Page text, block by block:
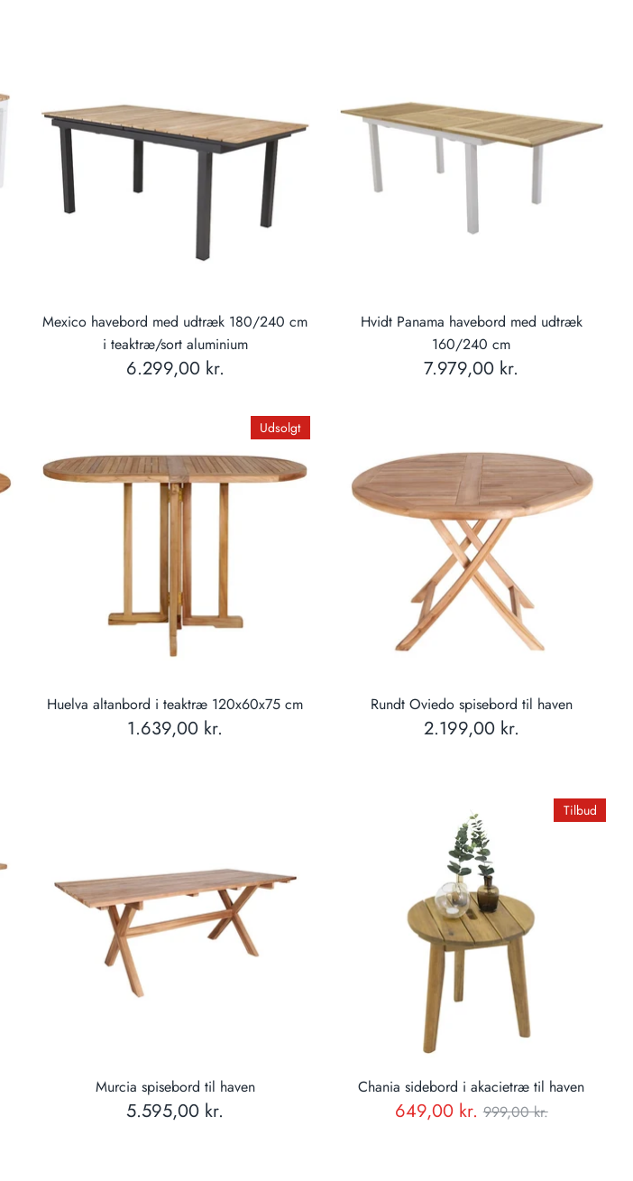
Mexico havebord med udtræk 180/240 cm
i teaktræ/sort aluminium
6.299,00 kr.
Hvidt Panama havebord med udtræk
160/240 cm
7.979,00 kr.
Huelva altanbord i teaktræ 120x60x75 cm
1.639,00 kr.
Udsolgt
Rundt Oviedo spisebord til haven
2.199,00 kr.
Murcia spisebord til haven
5.595,00 kr.
Chania sidebord i akacietræ til haven
649,00 kr. Normal
999,00 kr.
Tilbud